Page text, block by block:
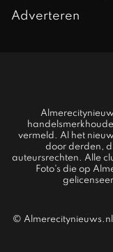
Adverteren
vermeld. Al het
door derden,
auteursrechten. Alle
Foto's die op
©